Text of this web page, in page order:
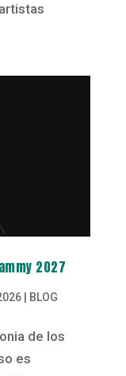
2027
| BLOG
de los
es